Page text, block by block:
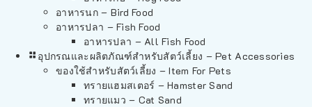
อาหารนก – Bird Food
อาหารปลา – Fish Food
อาหารปลา – All Fish Food
อุปกรณและผลิตภัณฑ์สำหรับสัตว์เลี้ยง – Pet Accessories
ของใช้สำหรับสัตว์เลี้ยง – Item For Pets
ทรายแฮมสเตอร์ – Hamster Sand
ทรายแมว – Cat Sand